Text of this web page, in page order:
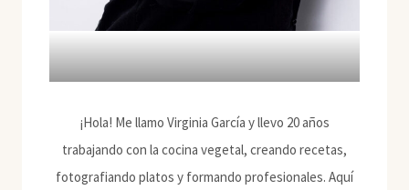
¡Hola! Me llamo Virginia García y llevo 20 años
trabajando con la cocina vegetal, creando recetas,
fotografiando platos y formando profesionales. Aquí